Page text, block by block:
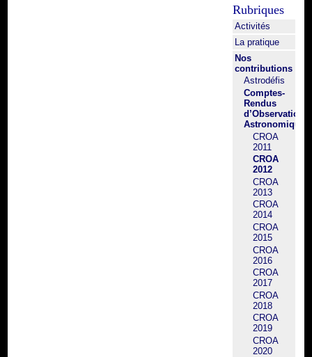
Rubriques
Activités
La pratique
Nos
contributions
Astrodéfis
Comptes-
Rendus
d’Observation
Astronomique
CROA
2011
CROA
2012
CROA
2013
CROA
2014
CROA
2015
CROA
2016
CROA
2017
CROA
2018
CROA
2019
CROA
2020